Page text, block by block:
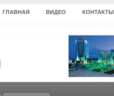
ГЛАВНАЯ ВИДЕО КОНТАКТЫ